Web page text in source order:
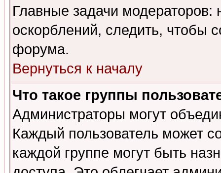
Главные задачи
оскорблений, следить, чтобы
форума.
Вернуться к началу
Что такое группы
Администраторы могут
Каждый пользователь может
каждой группе могут быть